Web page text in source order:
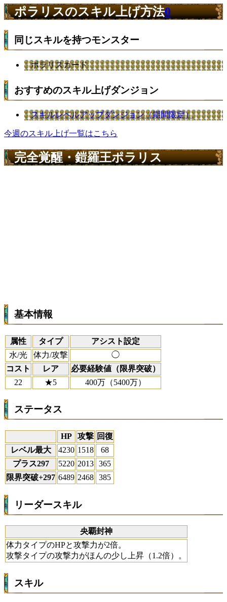
ポラリスのスキル上げ方法0
同じスキルを持つモンスター
ポラリスカード
おすすめのスキル上げダンジョン
スキルレベルアップダンジョン（期間限定）
今週のスキル上げ一覧はこちら
完全覚醒・鎧羅王ポラリス
基本情報
属性 タイプ
アシスト設定
水/光
体力/攻撃
◯
コスト
レア
必要経験値（限界突破）
22
★5 400万（5400万）
ステータス
HP 攻撃 回復
レベル最大
4230 1518
68
プラス297
5220 2013 365
限界突破+297 6489 2468 385
リーダースキル
央覇封神
体力タイプのHPと攻撃力が2倍。
攻撃タイプの攻撃力がほんの少し上昇（1.2倍）。
スキル